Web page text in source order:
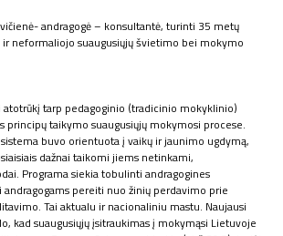
andragogė – konsultantė, turinti 35 metų
neformaliojo suaugusiųjų švietimo bei mokymo
atotrūkį tarp pedagoginio (tradicinio mokyklinio)
principų taikymo suaugusiųjų mokymosi procese.
buvo orientuota į vaikų ir jaunimo ugdymą,
dažnai taikomi jiems netinkami,
Programa siekia tobulinti andragogines
pereiti nuo žinių perdavimo prie
Tai aktualu ir nacionaliniu mastu. Naujausi
kad suaugusiųjų įsitraukimas į mokymąsi Lietuvoje